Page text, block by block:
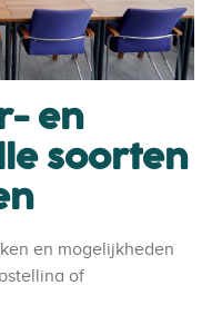
en
soorten
en mogelijkheden
of